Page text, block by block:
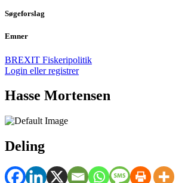
Søgeforslag
Emner
BREXIT Fiskeripolitik
Login eller registrer
Hasse Mortensen
Deling